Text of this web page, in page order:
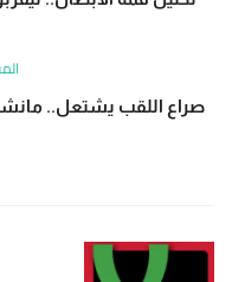
صراع اللقب يشتعل..